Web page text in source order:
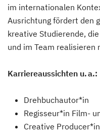
im internationalen
Ausrichtung fördert den
kreative Studierende,
und im Team realisieren
Karriereaussichten u. a.:
Drehbuchautor*in
Regisseur*in Film-
Creative Producer*in